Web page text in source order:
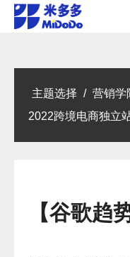
主题选择 / 营销学
2022跨境电商独立
【谷歌趋